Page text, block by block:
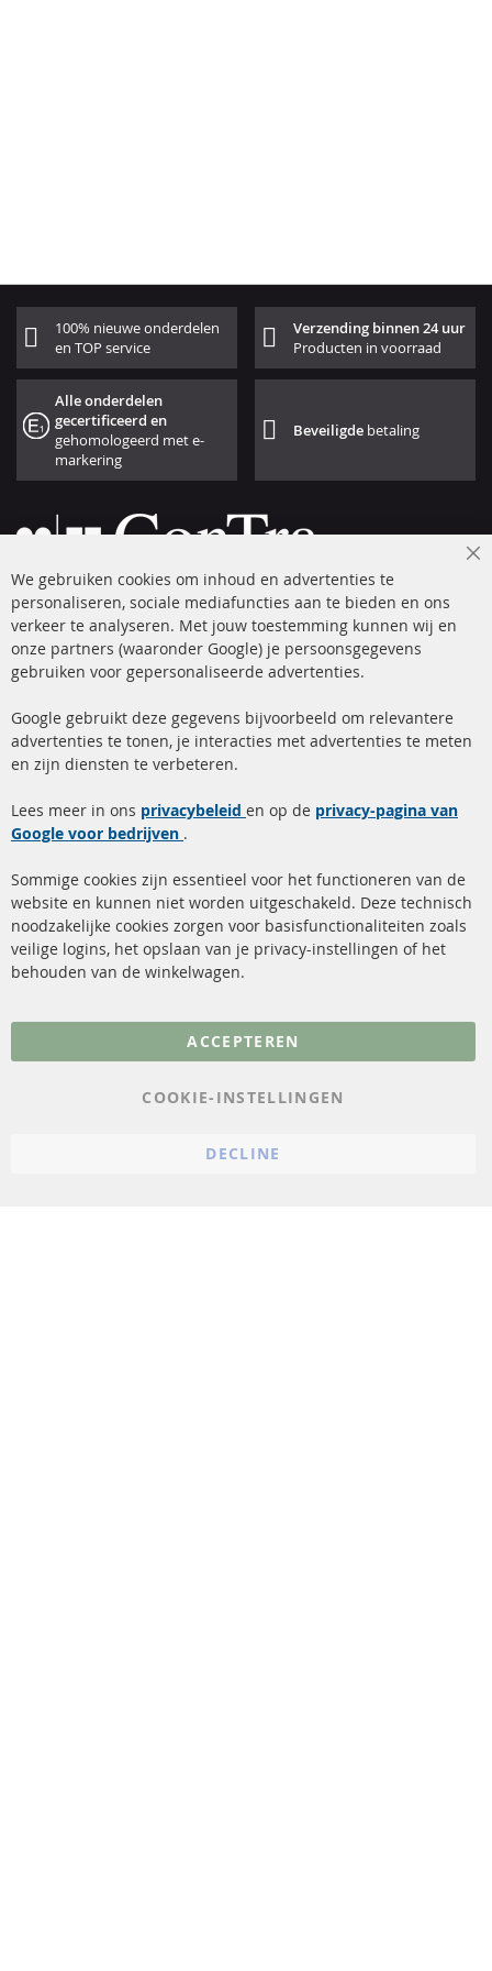
100% nieuwe onderdelen
en TOP service
Verzending binnen 24 uur
Producten in voorraad
Alle onderdelen
gecertificeerd en
gehomologeerd met e-
markering
Beveiligde betaling
+49 (0) 4533 799 00 0
ma-do: 09-17 u, vr Fr 09-16 u
info@contra-automotive.de
facebook
instagram
Snelle links
Roetfilter reiniging
Katalysator (KAT)
sensoren
FAQ
Kundenservice
Verzendingskosten
Contact
Annuleer contract
Gegevensbescherming
We gebruiken cookies om inhoud en advertenties te
personaliseren, sociale mediafuncties aan te bieden en ons
verkeer te analyseren. Met jouw toestemming kunnen wij en
onze partners (waaronder Google) je persoonsgegevens
gebruiken voor gepersonaliseerde advertenties.
Google gebruikt deze gegevens bijvoorbeeld om relevantere
advertenties te tonen, je interacties met advertenties te meten
en zijn diensten te verbeteren.
Lees meer in ons privacybeleid en op de privacy-pagina van
Google voor bedrijven .
Sommige cookies zijn essentieel voor het functioneren van de
website en kunnen niet worden uitgeschakeld. Deze technisch
noodzakelijke cookies zorgen voor basisfunctionaliteiten zoals
veilige logins, het opslaan van je privacy-instellingen of het
behouden van de winkelwagen.
ACCEPTEREN
COOKIE-INSTELLINGEN
DECLINE